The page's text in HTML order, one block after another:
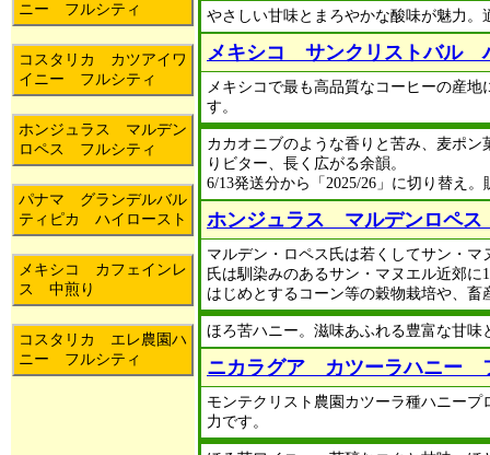
ニー フルシティ
コスタリカ カツアイワ
イニー フルシティ
ホンジュラス マルデン
ロペス フルシティ
パナマ グランデルバル
ティピカ ハイロースト
メキシコ カフェインレ
ス 中煎り
コスタリカ エレ農園ハ
ニー フルシティ
やさしい甘味とまろやかな酸味が魅力
メキシコ サンクリストバル
メキシコで最も高品質なコーヒーの産
す。
カカオニブのような香りと苦み、麦ポ
りビター、長く広がる余韻。
6/13発送分から「2025/26」に切り替え
ホンジュラス マルデンロペ
マルデン・ロペス氏は若くしてサン・
氏は馴染みのあるサン・マヌエル近郊
はじめとするコーン等の穀物栽培や、
ほろ苦ハニー。滋味あふれる豊富な甘
ニカラグア カツーラハニー
モンテクリスト農園カツーラ種ハニー
力です。